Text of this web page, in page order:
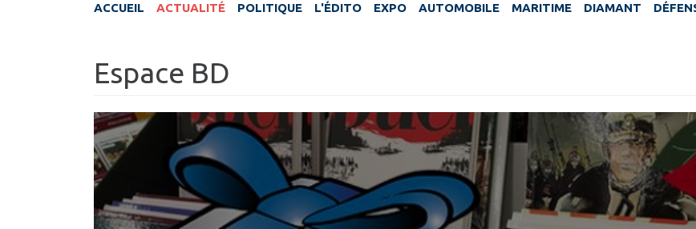
ACCUEIL ACTUALITÉ POLITIQUE L'ÉDITO EXPO AUTOMOBILE MARITIME DIAMANT
Espace BD